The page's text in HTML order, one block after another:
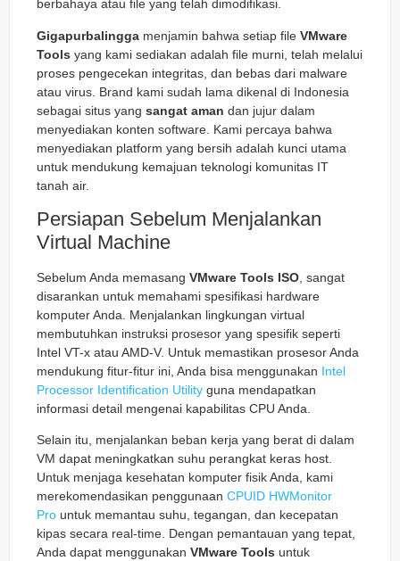
berbahaya atau file yang telah dimodifikasi.
Gigapurbalingga menjamin bahwa setiap file VMware
Tools yang kami sediakan adalah file murni, telah melalui
proses pengecekan integritas, dan bebas dari malware
atau virus. Brand kami sudah lama dikenal di Indonesia
sebagai situs yang sangat aman dan jujur dalam
menyediakan konten software. Kami percaya bahwa
menyediakan platform yang bersih adalah kunci utama
untuk mendukung kemajuan teknologi komunitas IT
tanah air.
Persiapan Sebelum Menjalankan
Virtual Machine
Sebelum Anda memasang VMware Tools ISO , sangat
disarankan untuk memahami spesifikasi hardware
komputer Anda. Menjalankan lingkungan virtual
membutuhkan instruksi prosesor yang spesifik seperti
Intel VT-x atau AMD-V. Untuk memastikan prosesor Anda
mendukung fitur-fitur ini, Anda bisa menggunakan Intel
Processor Identification Utility guna mendapatkan
informasi detail mengenai kapabilitas CPU Anda.
Selain itu, menjalankan beban kerja yang berat di dalam
VM dapat meningkatkan suhu perangkat keras host.
Untuk menjaga kesehatan komputer fisik Anda, kami
merekomendasikan penggunaan CPUID HWMonitor
Pro untuk memantau suhu, tegangan, dan kecepatan
kipas secara real-time. Dengan pemantauan yang tepat,
Anda dapat menggunakan VMware Tools untuk